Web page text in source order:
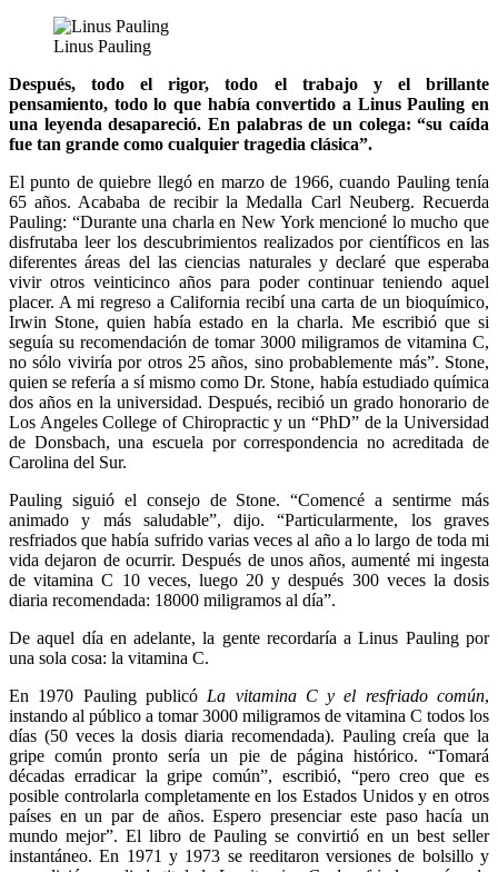
Linus Pauling
Después, todo el rigor, todo el trabajo y el brillante
pensamiento, todo lo que había convertido a Linus Pauling en
una leyenda desapareció. En palabras de un colega: “su caída
fue tan grande como cualquier tragedia clásica”.
El punto de quiebre llegó en marzo de 1966, cuando Pauling tenía
65 años. Acababa de recibir la Medalla Carl Neuberg. Recuerda
Pauling: “Durante una charla en New York mencioné lo mucho que
disfrutaba leer los descubrimientos realizados por científicos en las
diferentes áreas del las ciencias naturales y declaré que esperaba
vivir otros veinticinco años para poder continuar teniendo aquel
placer. A mi regreso a California recibí una carta de un bioquímico,
Irwin Stone, quien había estado en la charla. Me escribió que si
seguía su recomendación de tomar 3000 miligramos de vitamina C,
no sólo viviría por otros 25 años, sino probablemente más”. Stone,
quien se refería a sí mismo como Dr. Stone, había estudiado química
dos años en la universidad. Después, recibió un grado honorario de
Los Angeles College of Chiropractic y un “PhD” de la Universidad
de Donsbach, una escuela por correspondencia no acreditada de
Carolina del Sur.
Pauling siguió el consejo de Stone. “Comencé a sentirme más
animado y más saludable”, dijo. “Particularmente, los graves
resfriados que había sufrido varias veces al año a lo largo de toda mi
vida dejaron de ocurrir. Después de unos años, aumenté mi ingesta
de vitamina C 10 veces, luego 20 y después 300 veces la dosis
diaria recomendada: 18000 miligramos al día”.
De aquel día en adelante, la gente recordaría a Linus Pauling por
una sola cosa: la vitamina C.
En 1970 Pauling publicó La vitamina C y el resfriado común,
instando al público a tomar 3000 miligramos de vitamina C todos los
días (50 veces la dosis diaria recomendada). Pauling creía que la
gripe común pronto sería un pie de página histórico. “Tomará
décadas erradicar la gripe común”, escribió, “pero creo que es
posible controlarla completamente en los Estados Unidos y en otros
países en un par de años. Espero presenciar este paso hacía un
mundo mejor”. El libro de Pauling se convirtió en un best seller
instantáneo. En 1971 y 1973 se reeditaron versiones de bolsillo y